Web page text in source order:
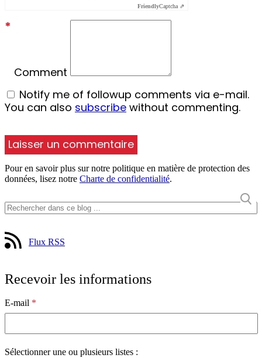
FriendlyCaptcha ⇗
Comment
*
Notify me of followup comments via e-mail.
You can also subscribe without commenting.
Pour en savoir plus sur notre politique en matière de protection des
données, lisez notre Charte de confidentialité.
Flux RSS
Recevoir les informations
E-mail *
Sélectionner une ou plusieurs listes :